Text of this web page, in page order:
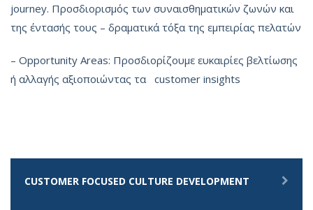
journey. Προσδιορισμός των συναισθηματικών ζωνών και
της έντασής τους – δραματικά τόξα της εμπειρίας πελατών
– Opportunity Areas: Προσδιορίζουμε ευκαιρίες βελτίωσης
ή αλλαγής αξιοποιώντας τα customer insights
CUSTOMER FOCUSED CULTURE DEVELOPMENT